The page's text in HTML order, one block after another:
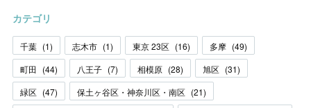
カテゴリ
千葉 (1) 志木市 (1) 東京 23区 (16) 多摩 (49)
町田 (44) 八王子 (7) 相模原 (28) 旭区 (31)
緑区 (47) 保土ヶ谷区・神奈川区・南区 (21)